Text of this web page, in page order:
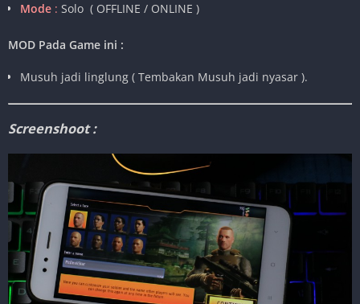
Mode : Solo ( OFFLINE / ONLINE )
MOD Pada Game ini :
Musuh jadi linglung ( Tembakan Musuh jadi nyasar ).
Screenshoot :